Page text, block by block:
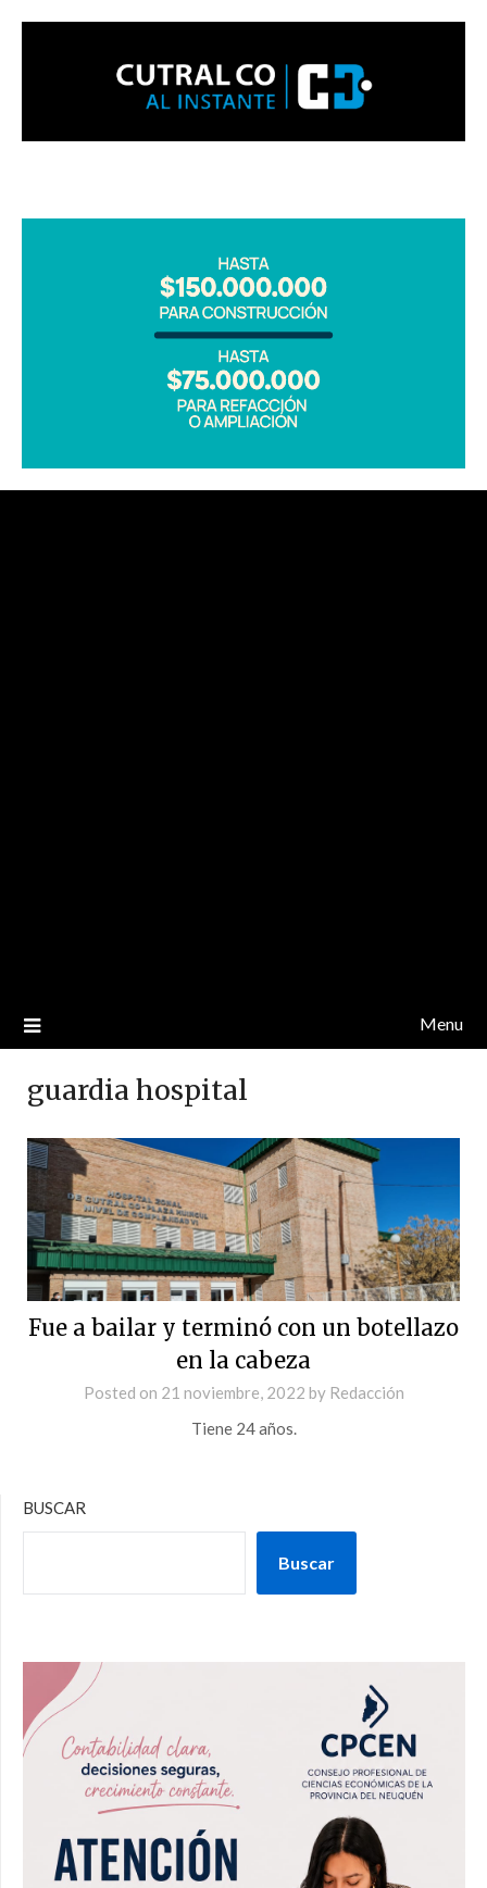
Menu
guardia hospital
Fue a bailar y terminó con un botellazo
en la cabeza
Posted on 21 noviembre, 2022 by Redacción
Tiene 24 años.
BUSCAR
Buscar